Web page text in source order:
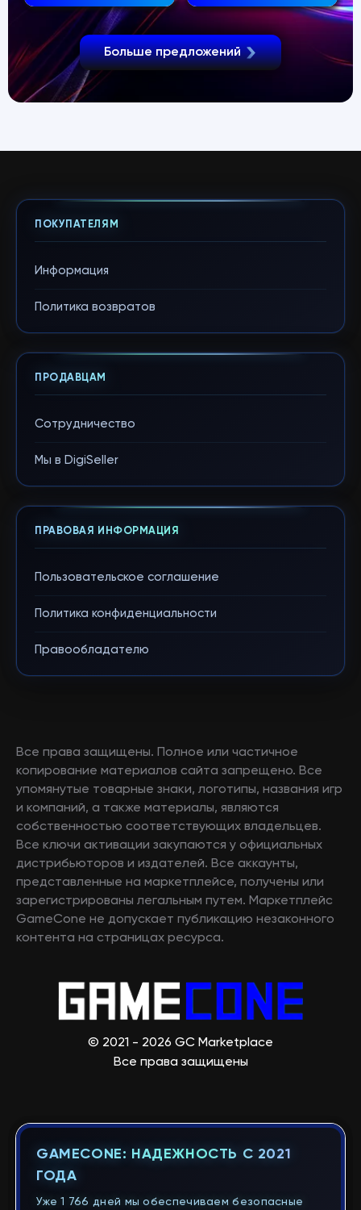
Больше предложений
ПОКУПАТЕЛЯМ
Информация
Политика возвратов
ПРОДАВЦАМ
Сотрудничество
Мы в DigiSeller
ПРАВОВАЯ ИНФОРМАЦИЯ
Пользовательское соглашение
Политика конфиденциальности
Правообладателю
Все права защищены. Полное или частичное
копирование материалов сайта запрещено. Все
упомянутые товарные знаки, логотипы, названия игр
и компаний, а также материалы, являются
собственностью соответствующих владельцев.
Все ключи активации закупаются у официальных
дистрибьюторов и издателей. Все аккаунты,
представленные на маркетплейсе, получены или
зарегистрированы легальным путем. Маркетплейс
GameCone не допускает публикацию незаконного
контента на страницах ресурса.
© 2021 - 2026 GC Marketplace
Все права защищены
GAMECONE: НАДЕЖНОСТЬ С 2021
ГОДА
Уже 1 766 дней мы обеспечиваем безопасные